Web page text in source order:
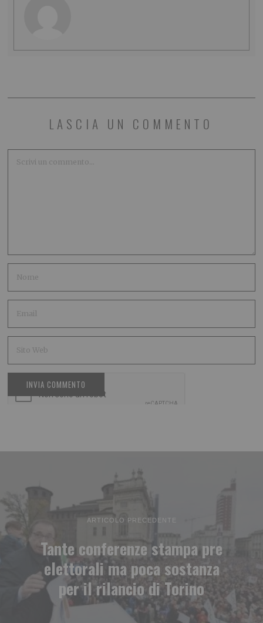
LASCIA UN COMMENTO
ARTICOLO PRECEDENTE
Tante conferenze stampa pre
elettorali ma poca sostanza
per il rilancio di Torino